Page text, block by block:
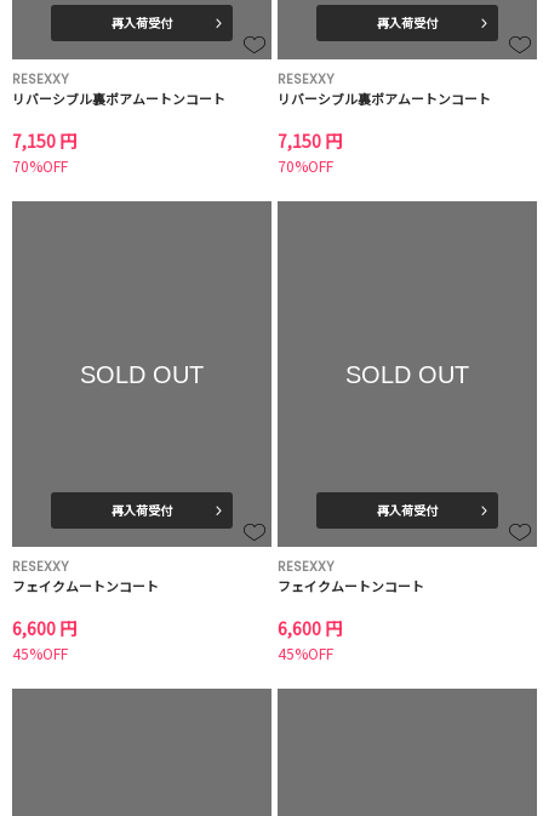
再入荷受付
RESEXXY
リバーシブル裏ボアムートンコート
7,150 円
70%OFF
再入荷受付
RESEXXY
リバーシブル裏ボアムートンコート
7,150 円
70%OFF
SOLD OUT
再入荷受付
RESEXXY
フェイクムートンコート
6,600 円
45%OFF
SOLD OUT
再入荷受付
RESEXXY
フェイクムートンコート
6,600 円
45%OFF